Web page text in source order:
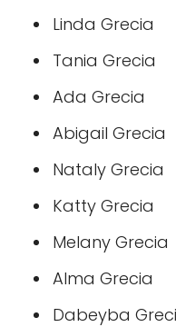
Linda Grecia
Tania Grecia
Ada Grecia
Abigail Grecia
Nataly Grecia
Katty Grecia
Melany Grecia
Alma Grecia
Dabeyba